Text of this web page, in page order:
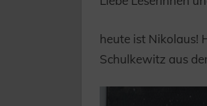
heute ist Nikolaus!
Schulkewitz aus